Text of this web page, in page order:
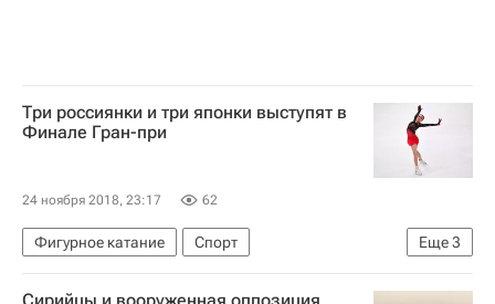
Три россиянки и три японки выступят в
Финале Гран-при
24 ноября 2018, 23:17 62
Еще3
Фигурное катание
Спорт
Гран-при по фигурному катанию